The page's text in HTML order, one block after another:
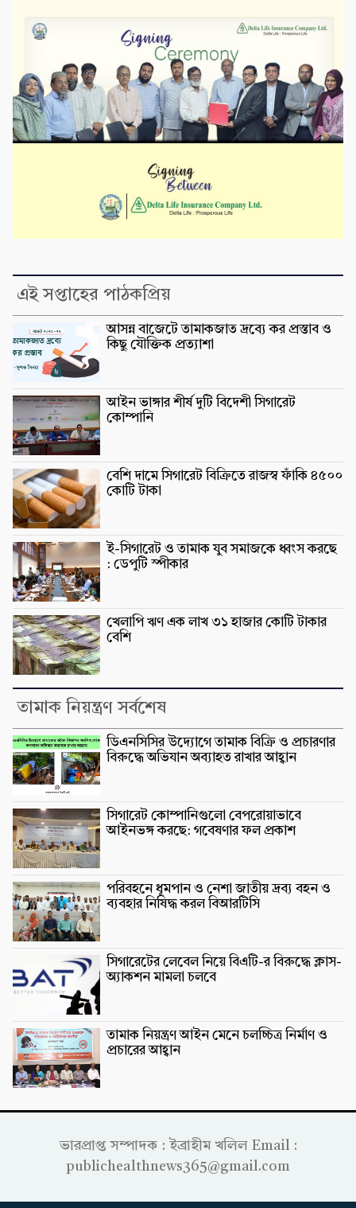
এই সপ্তাহের পাঠকপ্রিয়
আসন্ন বাজেটে তামাকজাত দ্রব্যে কর প্রস্তাব ও
কিছু যৌক্তিক প্রত্যাশা
আইন ভাঙ্গার শীর্ষ দুটি বিদেশী সিগারেট
কোম্পানি
বেশি দামে সিগারেট বিক্রিতে রাজস্ব ফাঁকি ৪৫০০
কোটি টাকা
ই-সিগারেট ও তামাক যুব সমাজকে ধ্বংস করছে
: ডেপুটি স্পীকার
খেলাপি ঋণ এক লাখ ৩১ হাজার কোটি টাকার
বেশি
তামাক নিয়ন্ত্রণ সর্বশেষ
ডিএনসিসির উদ্যোগে তামাক বিক্রি ও প্রচারণার
বিরুদ্ধে অভিযান অব্যাহত রাখার আহ্বান
সিগারেট কোম্পানিগুলো বেপরোয়াভাবে
আইনভঙ্গ করছে: গবেষণার ফল প্রকাশ
পরিবহনে ধূমপান ও নেশা জাতীয় দ্রব্য বহন ও
ব্যবহার নিষিদ্ধ করল বিআরটিসি
সিগারেটের লেবেল নিয়ে বিএটি-র বিরুদ্ধে ক্লাস-
অ্যাকশন মামলা চলবে
তামাক নিয়ন্ত্রণ আইন মেনে চলচ্চিত্র নির্মাণ ও
প্রচারের আহ্বান
ভারপ্রাপ্ত সম্পাদক : ইব্রাহীম খলিল Email :
publichealthnews365@gmail.com